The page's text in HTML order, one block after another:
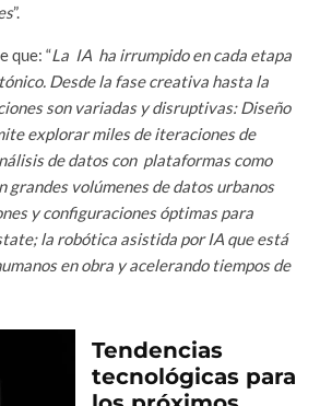
”.
que: “La IA ha irrumpido en cada etapa
Desde la fase creativa hasta la
son variadas y disruptivas: Diseño
explorar miles de iteraciones de
de datos con plataformas como
grandes volúmenes de datos urbanos
y configuraciones óptimas para
la robótica asistida por IA que está
en obra y acelerando tiempos de
Tendencias
tecnológicas para